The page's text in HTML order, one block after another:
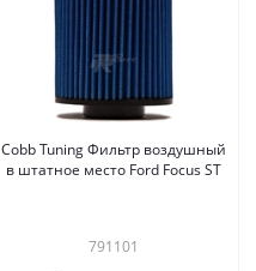
Cobb Tuning Фильтр воздушный
в штатное место Ford Focus ST
791101